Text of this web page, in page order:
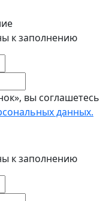
к заполнению
вы соглашетесь
данных.
к заполнению